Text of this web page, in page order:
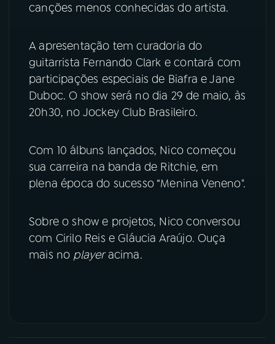
YouTube Facebook
Instagram X
TikTok
canções menos conhecidas do artista.
A apresentação tem curadoria do
guitarrista Fernando Clark e contará com
participações especiais de Biafra e Jane
Duboc. O show será no dia 29 de maio, às
20h30, no Jockey Club Brasileiro.
Com 10 álbuns lançados, Nico começou
sua carreira na banda de Ritchie, em
plena época do sucesso “Menina Veneno".
Sobre o show e projetos, Nico conversou
com Cirilo Reis e Gláucia Araújo. Ouça
mais no playeracima.